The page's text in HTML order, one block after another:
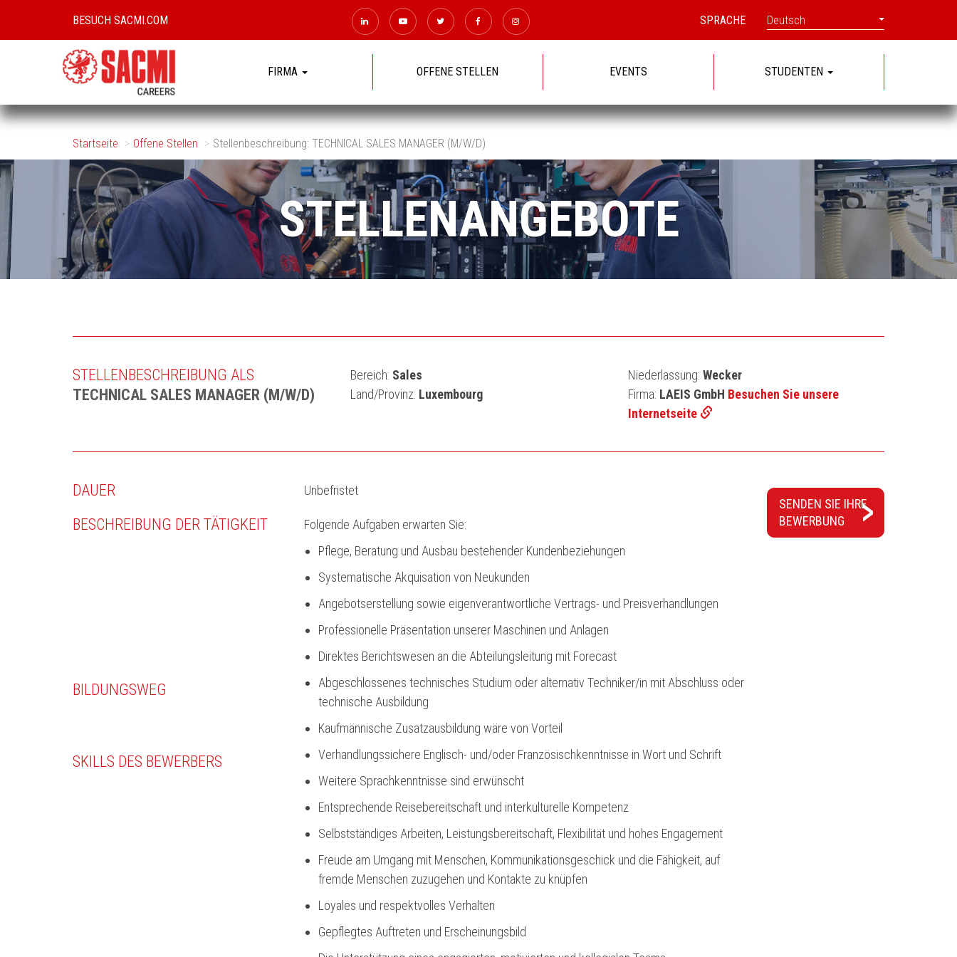
BESUCH SACMI.COM SPRACHE Deutsch
FIRMA OFFENE STELLEN EVENTS STUDENTEN
Startseite Offene Stellen Stellenbeschreibung: TECHNICAL SALES MANAGER (M/W/D)
STELLENANGEBOTE
STELLENBESCHREIBUNG ALS
TECHNICAL SALES MANAGER (M/W/D)
Bereich: Sales
Land/Provinz: Luxembourg
Niederlassung: Wecker
Firma: LAEIS GmbH Besuchen Sie unsere
Internetseite
DAUER Unbefristet
BESCHREIBUNG DER TÄTIGKEIT
Folgende Aufgaben erwarten Sie:
Pflege, Beratung und Ausbau bestehender Kundenbeziehungen
Systematische Akquisation von Neukunden
Angebotserstellung sowie eigenverantwortliche Vertrags- und Preisverhandlungen
Professionelle Präsentation unserer Maschinen und Anlagen
Direktes Berichtswesen an die Abteilungsleitung mit Forecast
BILDUNGSWEG
Abgeschlossenes technisches Studium oder alternativ Techniker/in mit Abschluss oder
technische Ausbildung
Kaufmännische Zusatzausbildung wäre von Vorteil
SKILLS DES BEWERBERS
Verhandlungssichere Englisch- und/oder Französischkenntnisse in Wort und Schrift
Weitere Sprachkenntnisse sind erwünscht
Entsprechende Reisebereitschaft und interkulturelle Kompetenz
Selbstständiges Arbeiten, Leistungsbereitschaft, Flexibilität und hohes Engagement
Freude am Umgang mit Menschen, Kommunikationsgeschick und die Fähigkeit, auf
fremde Menschen zuzugehen und Kontakte zu knüpfen
Loyales und respektvolles Verhalten
Gepflegtes Auftreten und Erscheinungsbild
SENDEN SIE IHRE
BEWERBUNG